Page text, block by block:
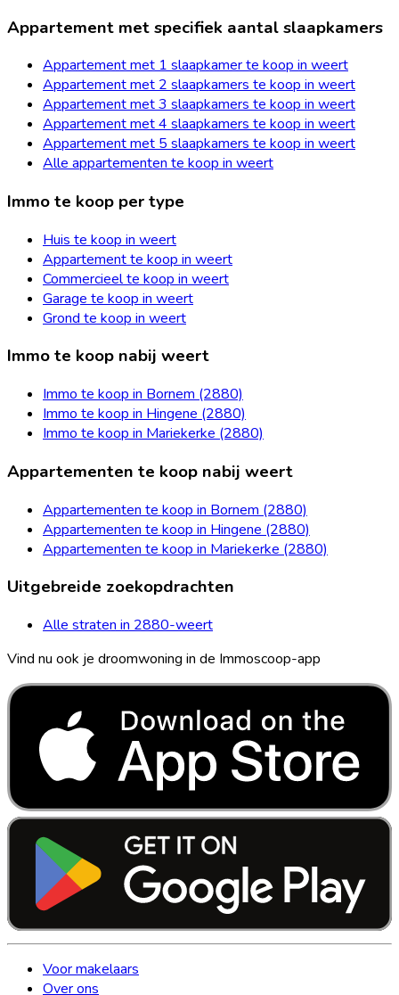
Appartement met specifiek aantal slaapkamers
Appartement met 1 slaapkamer te koop in weert
Appartement met 2 slaapkamers te koop in weert
Appartement met 3 slaapkamers te koop in weert
Appartement met 4 slaapkamers te koop in weert
Appartement met 5 slaapkamers te koop in weert
Alle appartementen te koop in weert
Immo te koop per type
Huis te koop in weert
Appartement te koop in weert
Commercieel te koop in weert
Garage te koop in weert
Grond te koop in weert
Immo te koop nabij weert
Immo te koop in Bornem (2880)
Immo te koop in Hingene (2880)
Immo te koop in Mariekerke (2880)
Appartementen te koop nabij weert
Appartementen te koop in Bornem (2880)
Appartementen te koop in Hingene (2880)
Appartementen te koop in Mariekerke (2880)
Uitgebreide zoekopdrachten
Alle straten in 2880-weert
Vind nu ook je droomwoning in de Immoscoop-app
Voor makelaars
Over ons